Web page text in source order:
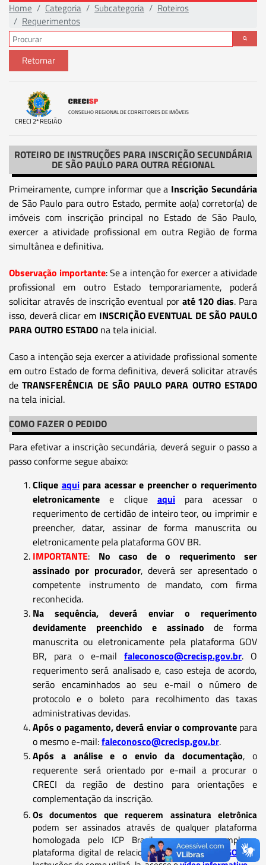
Home
Categoria Subcategoria
Roteiros
Requerimentos
Retornar
CRECI 2ª REGIÃO
CONSELHO REGIONAL DE CORRETORES DE IMÓVEIS
ROTEIRO DE INSTRUÇÕES PARA INSCRIÇÃO SECUNDÁRIA
DE SÃO PAULO PARA OUTRA REGIONAL
Primeiramente, cumpre informar que a Inscrição Secundária
de São Paulo para outro Estado, permite ao(a) corretor(a) de
imóveis com inscrição principal no Estado de São Paulo,
exercer a atividade profissional em outra Região de forma
simultânea e definitiva.
Observação importante: Se a intenção for exercer a atividade
profissional em outro Estado temporariamente, poderá
solicitar através de inscrição eventual por até 120 dias. Para
isso, deverá clicar em INSCRIÇÃO EVENTUAL DE SÃO PAULO
PARA OUTRO ESTADO na tela inicial.
Caso a intenção seja exercer a atividade profissional somente
em outro Estado de forma definitiva, deverá solicitar através
deTRANSFERÊNCIA DE SÃO PAULO PARA OUTRO ESTADO
na tela inicial.
COMO FAZER O PEDIDO
Para efetivar a inscrição secundária, deverá seguir o passo a
passo conforme segue abaixo:
Clique aquipara acessar e preencher o requerimento
eletronicamente e clique aqui para acessar o
requerimento de certidão de inteiro teor, ou imprimir e
preencher, datar, assinar de forma manuscrita ou
eletronicamente pela plataforma GOV BR.
IMPORTANTE: No caso de o requerimento ser
assinado por procurador, deverá ser apresentado o
competente instrumento de mandato, com firma
reconhecida.
Na sequência, deverá enviar o requerimento
devidamente preenchido e assinado de forma
manuscrita ou eletronicamente pela plataforma GOV
BR, para o e-mail faleconosco@crecisp.gov.br. O
requerimento será analisado e, caso esteja de acordo,
serão encaminhados ao seu e-mail o número de
protocolo e o boleto para recolhimento das taxas
administrativas devidas.
Após o pagamento, deverá enviar o comprovantepara
o mesmo e-mail:faleconosco@crecisp.gov.br.
Após a análise e o envio da documentação, o
requerente será orientado por e-mail a procurar o
CRECI da região de destino para orientações e
complementação da inscrição.
Os documentos que requerem assinatura eletrônica
podem ser assinados através de qualquer plataforma
homologada pelo ICP Brasil, como por exemplo a
plataforma digital de relacionamento do cidadão GOV.BR